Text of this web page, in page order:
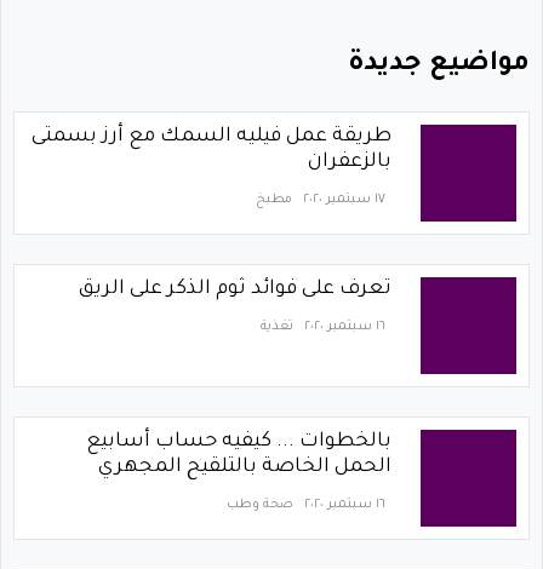
مواضيع جديدة
طريقة عمل فيليه السمك مع أرز بسمتى
بالزعفران
١٧ سبتمبر ٢٠٢٠ مطبخ
تعرف على فوائد ثوم الذكر على الريق
١٦ سبتمبر ٢٠٢٠ تغذية
بالخطوات ... كيفيه حساب أسابيع
الحمل الخاصة بالتلقيح المجهري
١٦ سبتمبر ٢٠٢٠ صحة وطب